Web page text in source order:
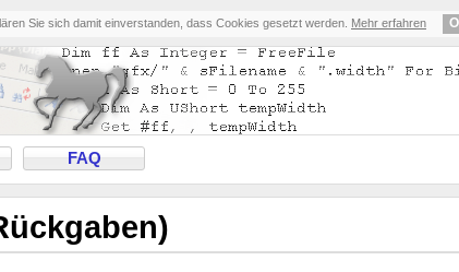
Sie sich damit einverstanden, dass Cookies gesetzt werden. Mehr erfahren
FAQ